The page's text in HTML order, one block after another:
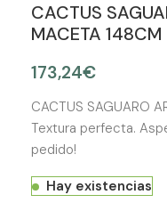
CACTUS
MACETA 148CM
173,24€
CACTUS SAGUARO
Textura perfecta.
pedido!
Hay existencias